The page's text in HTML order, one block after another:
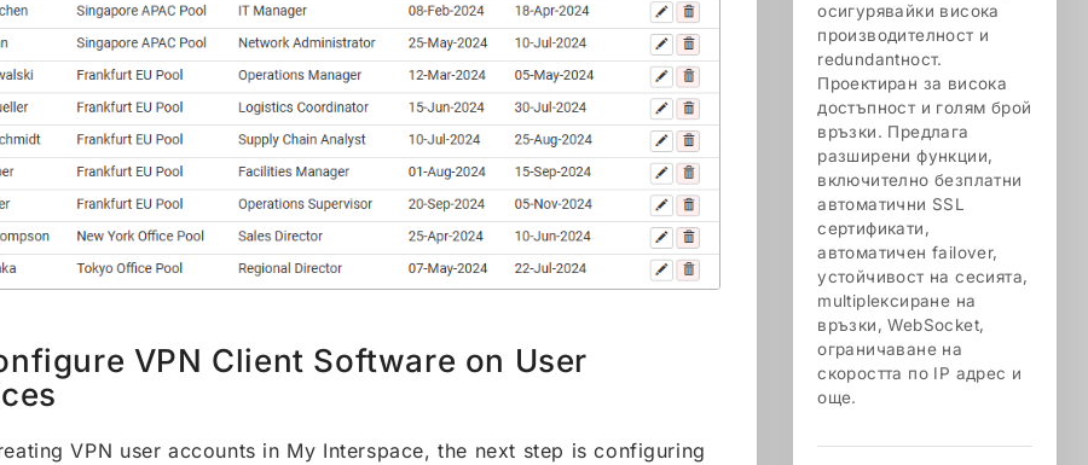
VPN Client Software on User
VPN user accounts in My Interspace, the next step is configuring
осигурявайки висока
производителност и
redundantност.
Проектиран за висока
достъпност и голям брой
връзки. Предлага
разширени функции,
включително безплатни
автоматични SSL
сертификати,
автоматичен failover,
устойчивост на сесията,
multiplексиране на
връзки, WebSocket,
ограничаване на
скоростта по IP адрес и
още.